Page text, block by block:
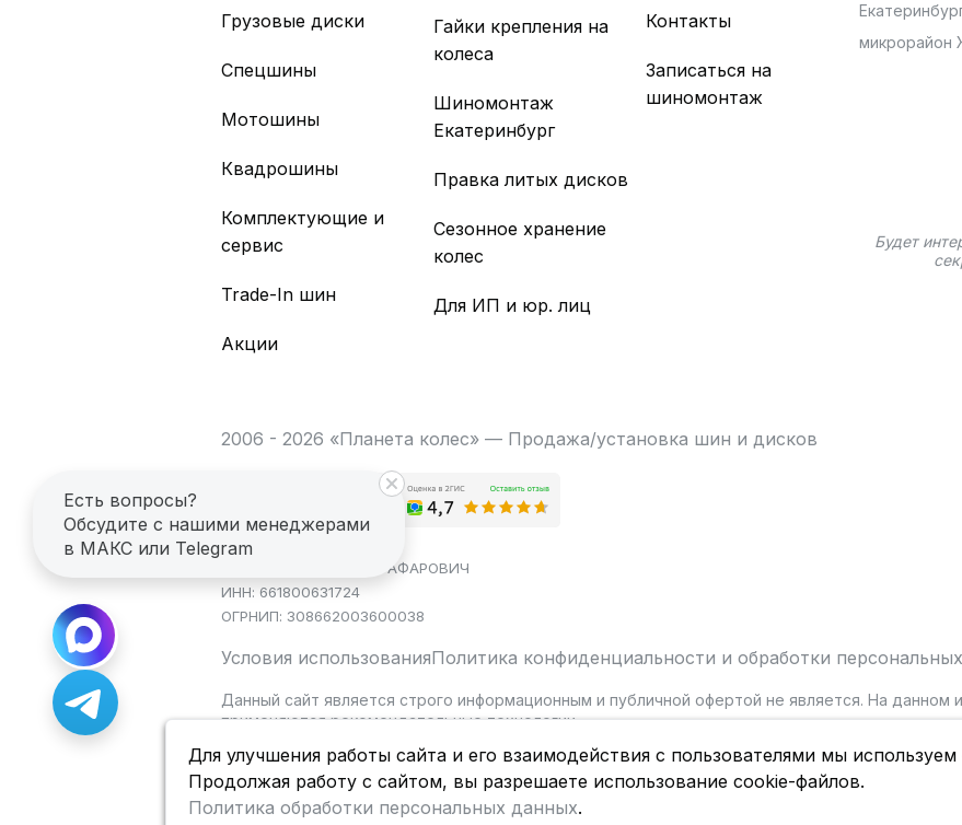
Грузовые диски
Спецшины
Мотошины
Квадрошины
Комплектующие и
сервис
Trade-In шин
Акции
Гайки крепления на
колеса
Шиномонтаж
Екатеринбург
Правка литых дисков
Сезонное хранение
колес
Для ИП и юр. лиц
Контакты
Записаться на
шиномонтаж
микрорайон
Будет
2006 - 2026 «Планета колес» — Продажа/установка шин и дисков
ИП САГДЕЕВ ДИНАР ЯГАФАРОВИЧ
ИНН: 661800631724
ОГРНИП: 308662003600038
Условия использованияПолитика конфиденциальности и обработки
Данный сайт является строго информационным и публичной офертой не является. На данном
применяются рекомендательные технологии.
Есть вопросы?
Обсудите с нашими менеджерами
в МАКС или Telegram
Для улучшения работы сайта и его взаимодействия с пользователями мы
Продолжая работу с сайтом, вы разрешаете использование cookie-файлов.
Политика обработки персональных данных.